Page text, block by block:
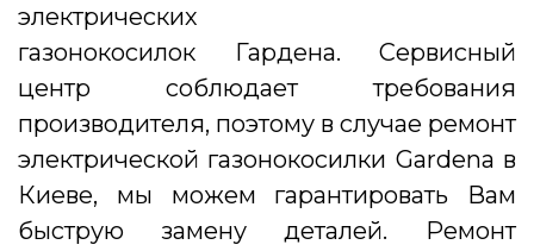
электрических
газонокосилок Гардена. Сервисный
центр соблюдает требования
производителя, поэтому в случае ремонт
электрической газонокосилки Gardena в
Киеве, мы можем гарантировать Вам
быструю замену деталей.
Ремонт